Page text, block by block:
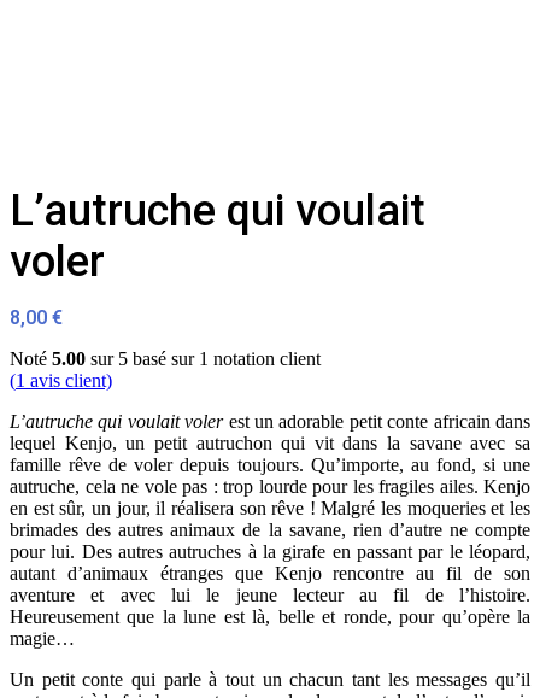
L’autruche qui voulait
voler
8,00 €
Noté 5.00 sur 5 basé sur 1 notation client
(1 avis client)
L’autruche qui voulait volerest un adorable petit conte africain dans
lequel Kenjo, un petit autruchon qui vit dans la savane avec sa
famille rêve de voler depuis toujours. Qu’importe, au fond, si une
autruche, cela ne vole pas : trop lourde pour les fragiles ailes. Kenjo
en est sûr, un jour, il réalisera son rêve ! Malgré les moqueries et les
brimades des autres animaux de la savane, rien d’autre ne compte
pour lui. Des autres autruches à la girafe en passant par le léopard,
autant d’animaux étranges que Kenjo rencontre au fil de son
aventure et avec lui le jeune lecteur au fil de l’histoire.
Heureusement que la lune est là, belle et ronde, pour qu’opère la
magie…
Un petit conte qui parle à tout un chacun tant les messages qu’il